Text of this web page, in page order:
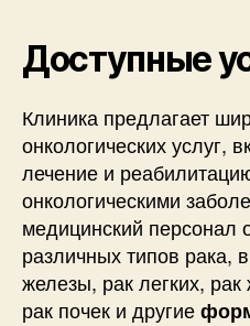
Доступные
Клиника предлагает
онкологических услуг,
лечение и
онкологическими
медицинский персонал
различных типов рака,
железы, рак легких,
рак почек и другие